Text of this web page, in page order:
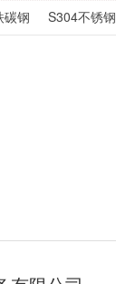
碳钢 S304不锈钢